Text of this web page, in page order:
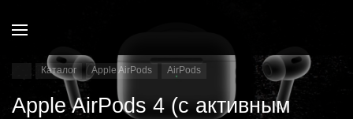
Каталог Apple AirPods AirPods
Apple AirPods 4 (с активным